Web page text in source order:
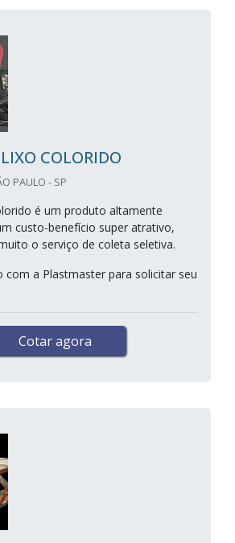
COLORIDO
PAULO - SP
é um produto altamente
custo-benefício super atrativo,
o serviço de coleta seletiva.
com a Plastmaster para solicitar seu
Cotar agora